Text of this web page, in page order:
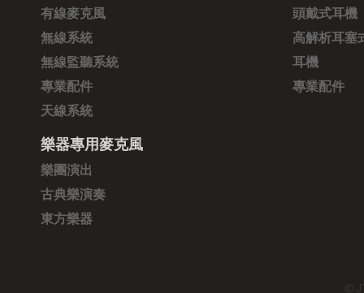
有線麥克風
無線系統
無線監聽系統
專業配件
天線系統
樂器專用麥克風
樂團演出
古典樂演奏
東方樂器
頭戴式耳機
高解析耳塞
耳機
專業配件